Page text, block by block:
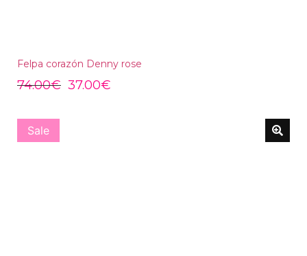
Felpa corazón Denny rose
74.00€ 37.00€
Sale